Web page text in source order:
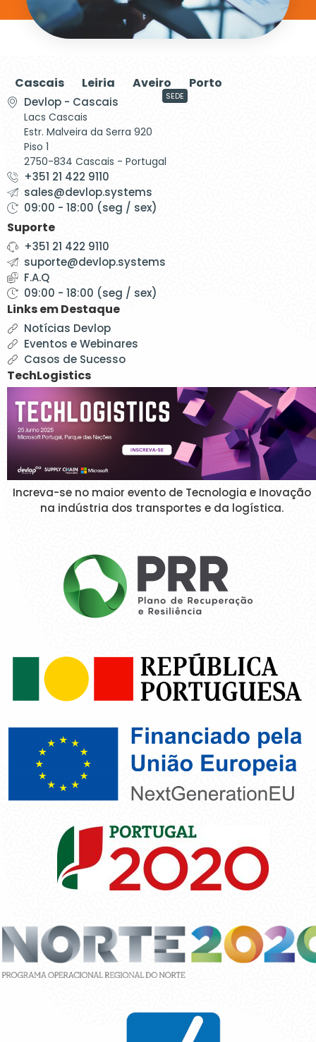
Cascais Leiria Aveiro Porto
Devlop - Cascais
Lacs Cascais
Estr. Malveira da Serra 920
Piso 1
2750-834 Cascais - Portugal
SEDE
+351 21 422 9110
sales@devlop.systems
09:00 - 18:00 (seg / sex)
Suporte
+351 21 422 9110
suporte@devlop.systems
F.A.Q
09:00 - 18:00 (seg / sex)
Links em Destaque
Notícias Devlop
Eventos e Webinares
Casos de Sucesso
TechLogistics
Increva-se no maior evento de Tecnologia e Inovação
na indústria dos transportes e da logística.